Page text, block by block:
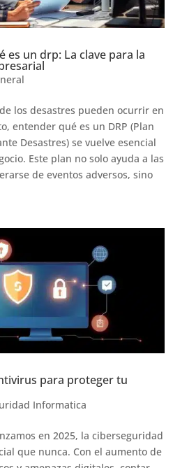
es un drp: La clave para la
los desastres pueden ocurrir en
entender qué es un DRP (Plan
Desastres) se vuelve esencial
Este plan no solo ayuda a las
de eventos adversos, sino
para proteger tu
Informatica
en 2025, la ciberseguridad
que nunca. Con el aumento de